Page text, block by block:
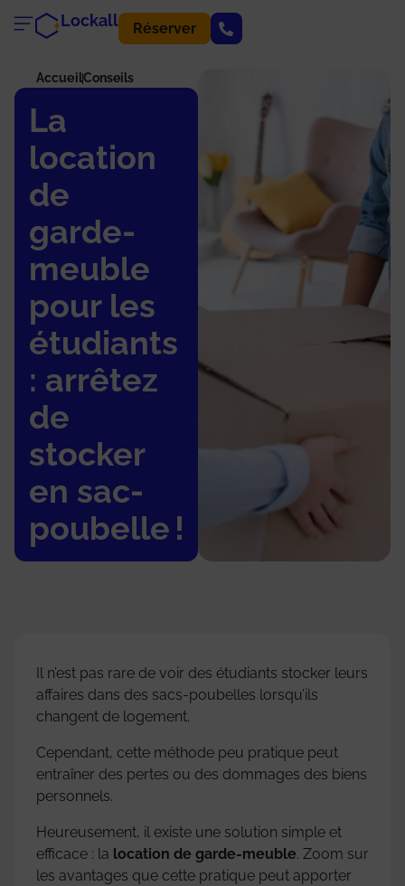
Lockall Réserver
La
location
de
garde-
meuble
pour les
étudiants
: arrêtez
de
stocker
en sac-
poubelle !
AccueilConseils
Il n’est pas rare de voir des étudiants stocker leurs
affaires dans des sacs-poubelles lorsqu’ils
changent de logement.
Cependant, cette méthode peu pratique peut
entraîner des pertes ou des dommages des biens
personnels.
Heureusement, il existe une solution simple et
efficace : la location de garde-meuble. Zoom sur
les avantages que cette pratique peut apporter